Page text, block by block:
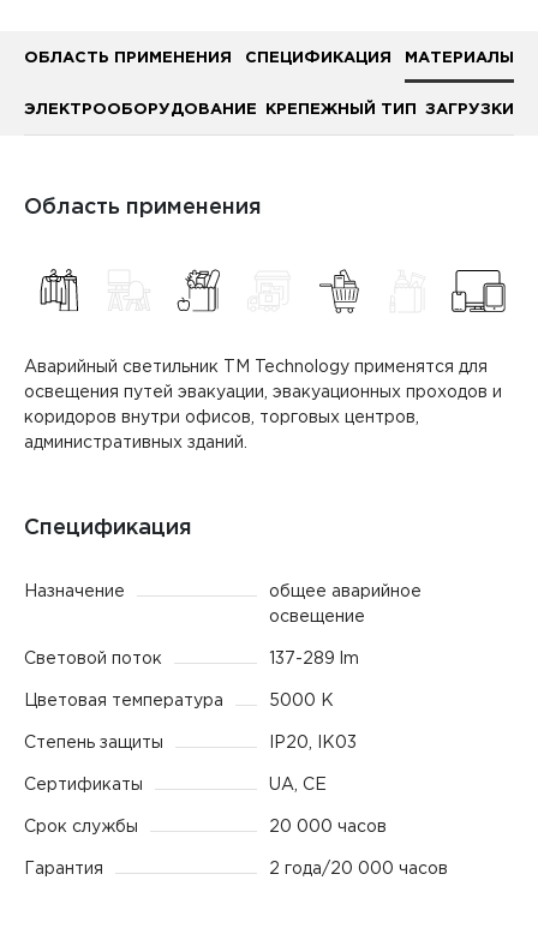
ОБЛАСТЬ ПРИМЕНЕНИЯ СПЕЦИФИКАЦИЯ МАТЕРИАЛЫ
ЭЛЕКТРООБОРУДОВАНИЕ КРЕПЕЖНЫЙ ТИП ЗАГРУЗКИ
Область применения
Аварийный светильник TM Technology применятся для
освещения путей эвакуации, эвакуационных проходов и
коридоров внутри офисов, торговых центров,
административных зданий.
Спецификация
Назначение
общее аварийное
освещение
Световой поток 137-289 lm
Цветовая температура 5000 K
Степень защиты IP20, IK03
Сертификаты UA, CE
Срок службы 20 000 часов
Гарантия 2 года/20 000 часов